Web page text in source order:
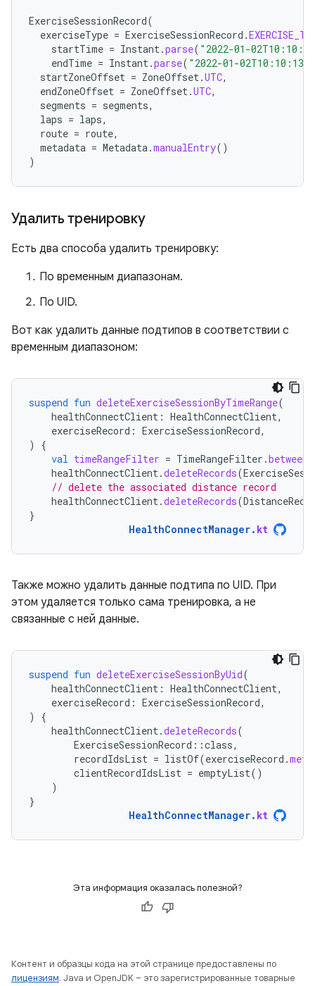
ExerciseSessionRecord(
exerciseType = ExerciseSessionRecord .
startTime = Instant.parse( "2022-01-
endTime = Instant.parse( "2022-01-02T10:10:13Z"
startZoneOffset = ZoneOffset.UTC,
endZoneOffset = ZoneOffset.UTC,
segments = segments,
laps = laps,
route = route,
metadata = Metadata.manualEntry()
)
Удалить тренировку
Есть два способа удалить тренировку:
По временным диапазонам.
По UID.
Вот как удалить данные подтипов в соответствии с
временным диапазоном:
suspend fun deleteExerciseSessionByTimeRange(
healthConnectClient : HealthConnectClient,
exerciseRecord : ExerciseSessionRecord,
)
{
val timeRangeFilter = TimeRangeFilter .between
healthConnectClient.deleteRecords(
// delete the associated distance record
healthConnectClient.deleteRecords(
}
HealthConnectManager. kt
Также можно удалить данные подтипа по UID. При
этом удаляется только сама тренировка, а не
связанные с ней данные.
suspend fun deleteExerciseSessionByUid(
healthConnectClient : HealthConnectClient,
exerciseRecord : ExerciseSessionRecord,
)
{
healthConnectClient.deleteRecords(
ExerciseSessionRecord ::class,
recordIdsList = listOf(exerciseRecord .
clientRecordIdsList = emptyList()
)
}
HealthConnectManager. kt
Эта информация оказалась полезной?
Контент и образцы кода на этой странице предоставлены по
лицензиям. Java и OpenJDK – это зарегистрированные товарные